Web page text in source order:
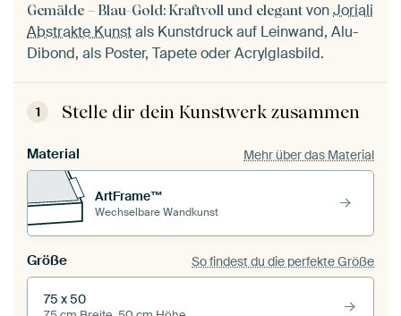
Gemälde – Blau-Gold: Kraftvoll und elegant vonJoriali
Abstrakte Kunstals Kunstdruck auf Leinwand, Alu-
Dibond, als Poster, Tapete oder Acrylglasbild.
1 Stelle dir dein Kunstwerk zusammen
Material Mehr über das Material
ArtFrame™
Wechselbare Wandkunst
Größe So findest du die perfekte Größe
75 x 50